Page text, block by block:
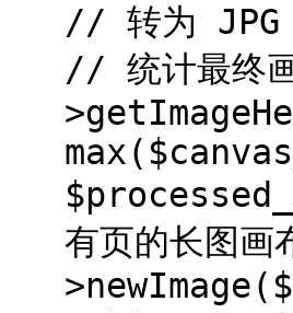
// 转为
// 统计最终
有页的长图